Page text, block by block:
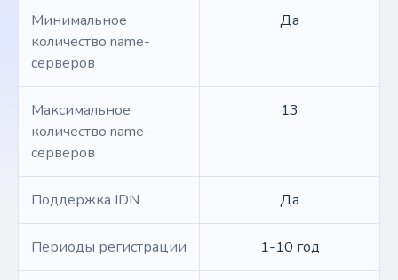
Минимальное
количество name-
серверов
Да
Максимальное
количество name-
серверов
13
Поддержка IDN Да
Периоды регистрации 1-10 год